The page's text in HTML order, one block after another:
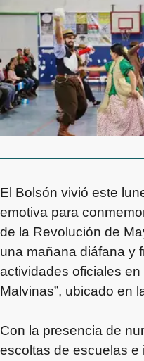
El Bolsón vivió este
emotiva para
de la Revolución de
una mañana diáfana y
actividades oficiales en
Malvinas”, ubicado en
Con la presencia de
escoltas de escuelas e